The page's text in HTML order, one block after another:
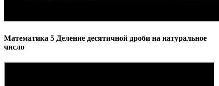
Математика 5 Деление десятичной дроби на натуральное
число